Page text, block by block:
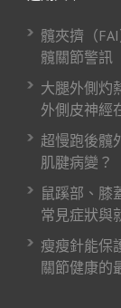
髖夾擠（
髖關節警訊
大腿外側灼
外側皮神經
超慢跑後髖
肌腱病變？
鼠蹊部、膝
常見症狀與
瘦瘦針能保
關節健康的